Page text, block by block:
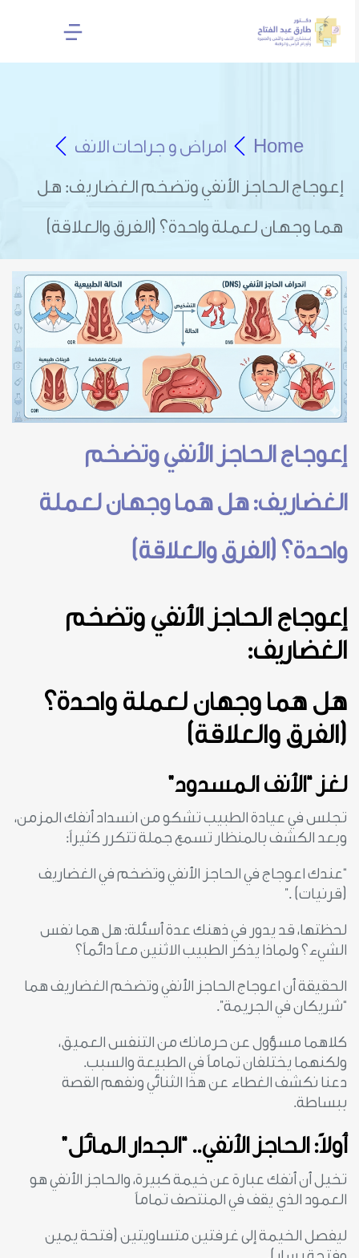
Home
امراض و جراحات الانف
إعوجاج الحاجز الأنفي وتضخم الغضاريف: هل
هما وجهان لعملة واحدة؟ (الفرق والعلاقة)
إعوجاج الحاجز الأنفي وتضخم
الغضاريف: هل هما وجهان لعملة
واحدة؟ (الفرق والعلاقة)
عوجاج الحاجز الأنفي وتضخم
الغضاريف:
هل هما وجهان لعملة واحدة؟
(الفرق والعلاقة)
لغز “الأنف المسدود”
تجلس في عيادة الطبيب تشكو من انسداد أنفك المزمن،
وبعد الكشف بالمنظار تسمع جملة تتكرر كثيراً:
“عندك اعوجاج في الحاجز الأنفي وتضخم في الغضاريف
(قرنيات) .”
لحظتها، قد يدور في ذهنك عدة أسئلة: هل هما نفس
الشيء؟ ولماذا يذكر الطبيب الاثنين معاً دائماً؟
الحقيقة أن اعوجاج الحاجز الأنفي وتضخم الغضاريف هما
“شريكان في الجريمة”.
كلاهما مسؤول عن حرمانك من التنفس العميق،
ولكنهما يختلفان تماماً في الطبيعة والسبب.
دعنا نكشف الغطاء عن هذا الثنائي ونفهم القصة
ببساطة.
أولاً: الحاجز الأنفي.. “الجدار المائل”
تخيل أن أنفك عبارة عن خيمة كبيرة، والحاجز الأنفي هو
العمود الذي يقف في المنتصف تماماً
ليفصل الخيمة إلى غرفتين متساويتين (فتحة يمين